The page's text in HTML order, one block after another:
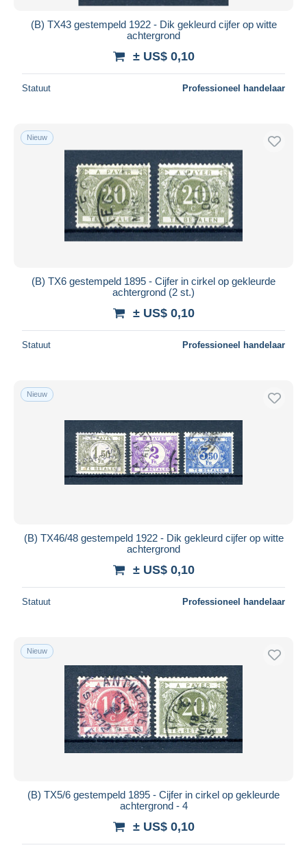
(B) TX43 gestempeld 1922 - Dik gekleurd cijfer op witte
achtergrond
± US$ 0,10
Statuut Professioneel handelaar
Nieuw
(B) TX6 gestempeld 1895 - Cijfer in cirkel op gekleurde
achtergrond (2 st.)
± US$ 0,10
Statuut Professioneel handelaar
Nieuw
(B) TX46/48 gestempeld 1922 - Dik gekleurd cijfer op witte
achtergrond
± US$ 0,10
Statuut Professioneel handelaar
Nieuw
(B) TX5/6 gestempeld 1895 - Cijfer in cirkel op gekleurde
achtergrond - 4
± US$ 0,10